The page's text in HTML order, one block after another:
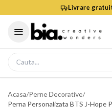
Livrare
Acasa/Perne Decorative/
Perna Personalizata BTS J-Hope